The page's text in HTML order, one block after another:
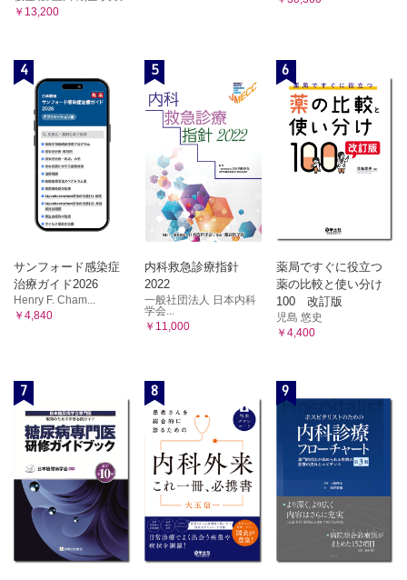
HOPE Asia Network
家庭血圧を指標としたアジア人の高血圧治療の推進
Asia BP@Home研究
第17章 災害高血圧とICT を活用した家庭血圧測定
災害高血圧
災害時循環器予防（DCAP）ネットワーク
ICT を活用した血圧コントロール：テレメディスン（遠隔医療）の成功
事例
第18章 予見テレメディスン（遠隔医療）
予見医学
イベント管理の概念
技術革新
文献
索引
家庭血圧の変動性
早朝・就寝時血圧差（ME差）
早朝の起立性高血圧
第10章 全身血行動態アテローム血栓症候群（SHATS）とは
何か 145
SHATSの典型例
SHATSの臨床的意義
SHATSのターゲット
SHATS ─ 悪循環のメカニズム
第11章 SHATS のバイオマーカー
血管バイオマーカー
心臓バイオマーカー
1）NT-proBNP
2）hs-TnTとGDF-15
3）心エコー
微量アルブミン尿
脳バイオマーカー
圧受容器反射感受性
第12章 降圧ストラテジー
￥13,200
4
サンフォード感染症
治療ガイド2026
Henry F. Cham...
￥4,840
5
内科救急診療指針
2022
一般社団法人 日本内科
学会...
￥11,000
6
薬局ですぐに役立つ
薬の比較と使い分け
100 改訂版
児島 悠史
￥4,400
7 8 9